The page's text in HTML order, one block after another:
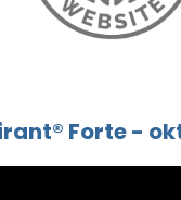
Forte -